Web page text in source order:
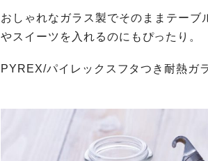
おしゃれなガラス製でそのままテー
やスイーツを入れるのにもぴったり。
PYREX/パイレックスフタつき耐熱ガ